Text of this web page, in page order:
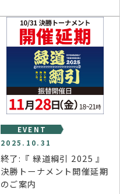
EVENT
2025.10.31
終了:『 緑道綱引 2025 』
決勝トーナメント開催延期
のご案内